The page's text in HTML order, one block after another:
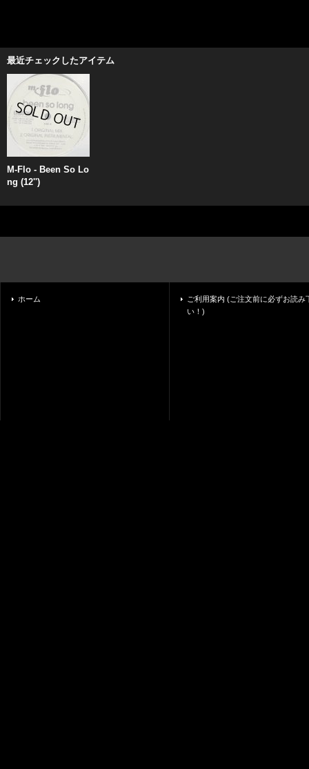
最近チェックしたアイテム
M-Flo - Been So Lo
ng (12'')
ホーム
ご利用案内 (ご注文前に必ずお読み
い！)